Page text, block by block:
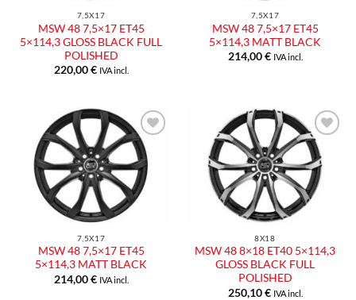
7,5X17
MSW 48 7,5×17 ET45
5×114,3 GLOSS BLACK FULL
POLISHED
220,00€ IVA incl.
7,5X17
MSW 48 7,5×17 ET45
5×114,3 MATT BLACK
214,00€ IVA incl.
Aggiungi
alla lista
dei
desideri
7,5X17
MSW 48 7,5×17 ET45
5×114,3 MATT BLACK
214,00€ IVA incl.
Aggiungi
alla lista
dei
desideri
8X18
MSW 48 8×18 ET40 5×114,3
GLOSS BLACK FULL
POLISHED
250,10€ IVA incl.